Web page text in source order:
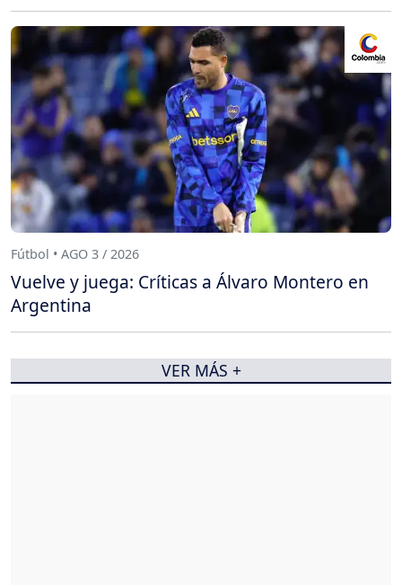
Fútbol • AGO 3 / 2026
Vuelve y juega: Críticas a Álvaro Montero en
Argentina
VER MÁS +